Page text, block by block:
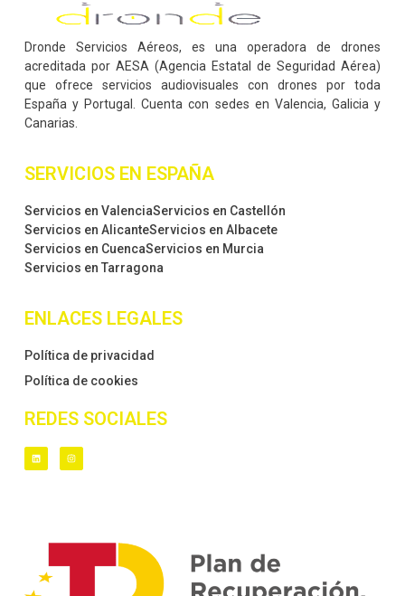
Dronde Servicios Aéreos, es una operadora de drones
acreditada por AESA (Agencia Estatal de Seguridad Aérea)
que ofrece servicios audiovisuales con drones por toda
España y Portugal. Cuenta con sedes en Valencia, Galicia y
Canarias.
SERVICIOS EN ESPAÑA
Servicios en ValenciaServicios en Castellón
Servicios en AlicanteServicios en Albacete
Servicios en CuencaServicios en Murcia
Servicios en Tarragona
ENLACES LEGALES
Política de privacidad
Política de cookies
REDES SOCIALES